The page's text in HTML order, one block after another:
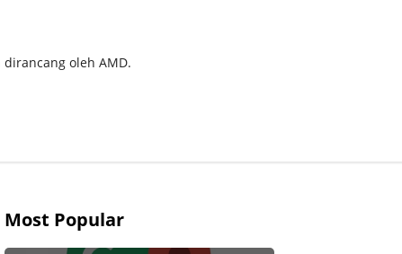
oleh AMD.
Most Popular